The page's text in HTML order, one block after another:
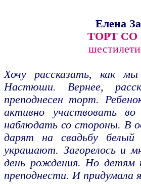
Елена
ТОРТ СО
Хочу рассказать, как
Настюши. Вернее,
преподнесен торт.
активно участвовать
наблюдать со стороны. В
дарят на свадьбу
украшают. Загорелось и
день рождения. Но детям
преподнести. И придумала